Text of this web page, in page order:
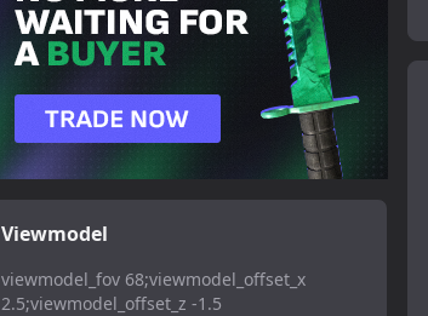
Viewmodel
viewmodel_fov 68;viewmodel_offset_x
2.5;viewmodel_offset_z -1.5